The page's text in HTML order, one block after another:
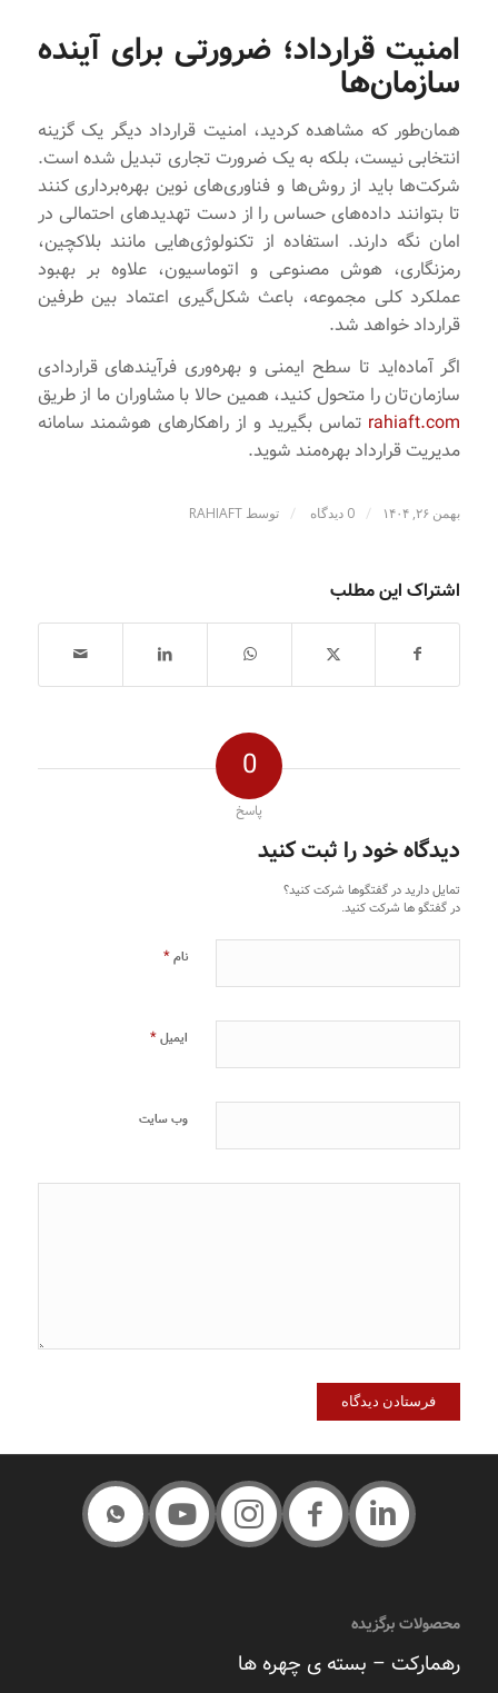
امنیت قرارداد؛ ضرورتی برای آینده
سازمان‌ها
همان‌طور که مشاهده کردید، امنیت قرارداد دیگر یک گزینه
انتخابی نیست، بلکه به یک ضرورت تجاری تبدیل شده است.
شرکت‌ها باید از روش‌ها و فناوری‌های نوین بهره‌برداری کنند
تا بتوانند داده‌های حساس را از دست تهدیدهای احتمالی در
امان نگه دارند. استفاده از تکنولوژی‌هایی مانند بلاکچین،
رمزنگاری، هوش مصنوعی و اتوماسیون، علاوه بر بهبود
عملکرد کلی مجموعه، باعث شکل‌گیری اعتماد بین طرفین
قرارداد خواهد شد.
اگر آماده‌اید تا سطح ایمنی و بهره‌وری فرآیندهای قراردادی
سازمان‌تان را متحول کنید، همین حالا با مشاوران ما از طریق
rahiaft.com تماس بگیرید و از راهکارهای هوشمند سامانه
مدیریت قرارداد بهره‌مند شوید.
بهمن ۲۶, ۱۴۰۴ / 0 دیدگاه / توسط RAHIAFT
اشتراک این مطلب
0
پاسخ
دیدگاه خود را ثبت کنید
تمایل دارید در گفتگوها شرکت کنید؟
در گفتگو ها شرکت کنید.
نام*
ایمیل*
وب‌ سایت
محصولات برگزیده
رهمارکت – بسته ی چهره ها